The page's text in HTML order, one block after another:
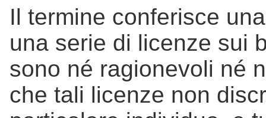
Il termine conferisce
una serie di licenze sui
sono né ragionevoli né
che tali licenze non